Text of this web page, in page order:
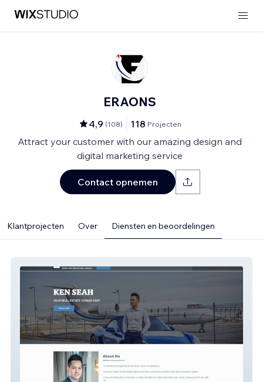
ERAONS
4,9 (108) 118 Projecten
Attract your customer with our amazing design and
digital marketing service
Contact opnemen
Klantprojecten Over Diensten en beoordelingen